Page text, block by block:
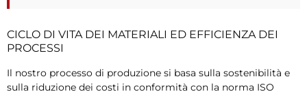
CICLO DI VITA DEI MATERIALI ED EFFICIENZA DEI
PROCESSI
Il nostro processo di produzione si basa sulla sostenibilità e
sulla riduzione dei costi in conformità con la norma ISO